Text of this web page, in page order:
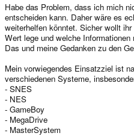
Habe das Problem, dass ich mich
entscheiden kann. Daher wäre es
weiterhelfen könntet. Sicher wollt
Wert lege und welche
Das und meine Gedanken zu den
Mein vorwiegendes Einsatzziel ist
verschiedenen Systeme,
- SNES
- NES
- GameBoy
- MegaDrive
- MasterSystem